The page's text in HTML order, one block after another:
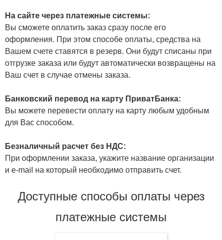
На сайте через платежные системы:
Вы сможете оплатить заказ сразу после его
оформления. При этом способе оплаты, средства на
Вашем счете ставятся в резерв. Они будут списаны при
отгрузке заказа или будут автоматически возвращены на
Ваш счет в случае отмены заказа.
Банковский перевод на карту ПриватБанка:
Вы можете перевести оплату на карту любым удобным
для Вас способом.
Безналичный расчет без НДС:
При оформлении заказа, укажите название организации
и e-mail на который необходимо отправить счет.
Доступные способы оплаты через
платежные системы